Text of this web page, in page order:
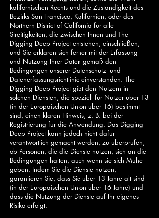
kalifornischen Rechts und die Zuständigkeit des
Bezirks San Francisco, Kalifornien, oder des
Northern District of California für alle
Streitigkeiten, die zwischen Ihnen und The
Digging Deep Project entstehen, einschließen,
und Sie erklären sich ferner mit der Erfassung
und Nutzung Ihrer Daten gemäß den
Bedingungen unserer Datenschutz- und
Datenerfassungsrichtlinie einverstanden. The
Digging Deep Project gibt den Nutzern in
solchen Diensten, die speziell für Nutzer über 13
(in der Europäischen Union über 16) bestimmt
sind, einen klaren Hinweis, z. B. bei der
Registrierung für die Anwendung. Das Digging
Deep Project kann jedoch nicht dafür
verantwortlich gemacht werden, zu überprüfen,
ob Personen, die die Dienste nutzen, sich an die
Bedingungen halten, auch wenn sie sich Mühe
geben. Indem Sie die Dienste nutzen,
garantieren Sie, dass Sie über 13 Jahre alt sind
(in der Europäischen Union über 16 Jahre) und
dass die Nutzung der Dienste auf Ihr eigenes
Risiko erfolgt.